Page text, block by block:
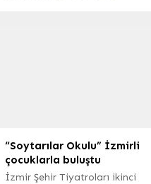
“Soytarılar Okulu” İzmirli
çocuklarla buluştu
İzmir Şehir Tiyatroları ikinci